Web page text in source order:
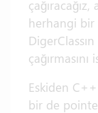
herhangi bir
çağırmasını
Eskiden
bir de